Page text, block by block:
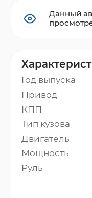
Год выпуска
Привод
КПП
Тип кузова
Двигатель
Мощность
Руль
Данный